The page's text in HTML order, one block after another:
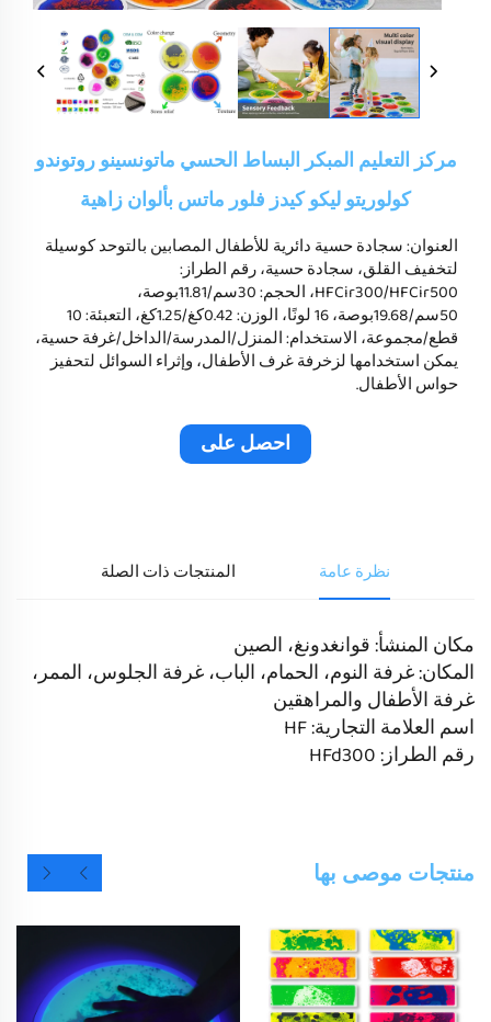
مركز التعليم المبكر البساط الحسي ماتونسينو روتوندو
كولوريتو لیكو كيدز فلور ماتس بألوان زاهية
العنوان: سجادة حسية دائرية للأطفال المصابين بالتوحد كوسيلة
لتخفيف القلق، سجادة حسية، رقم الطراز:
HFCir300/HFCir500، الحجم: 30سم/11.81بوصة،
50سم/19.68بوصة، 16 لونًا، الوزن: 0.42كغ/1.25كغ، التعبئة: 10
قطع/مجموعة، الاستخدام: المنزل/المدرسة/الداخل/غرفة حسية،
يمكن استخدامها لزخرفة غرف الأطفال، وإثراء السوائل لتحفيز
حواس الأطفال.
احصل على
نظرة عامة المنتجات ذات الصلة
مكان المنشأ: قوانغدونغ، الصين
المكان: غرفة النوم، الحمام، الباب، غرفة الجلوس، الممر،
غرفة الأطفال والمراهقين
اسم العلامة التجارية: HF
رقم الطراز: HFd300
منتجات موصى بها